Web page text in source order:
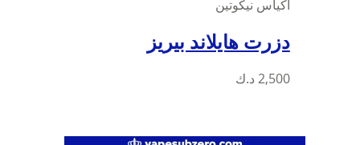
أكياس نيكوتين
دزرت هايلاند بيريز
2,500 د.ك